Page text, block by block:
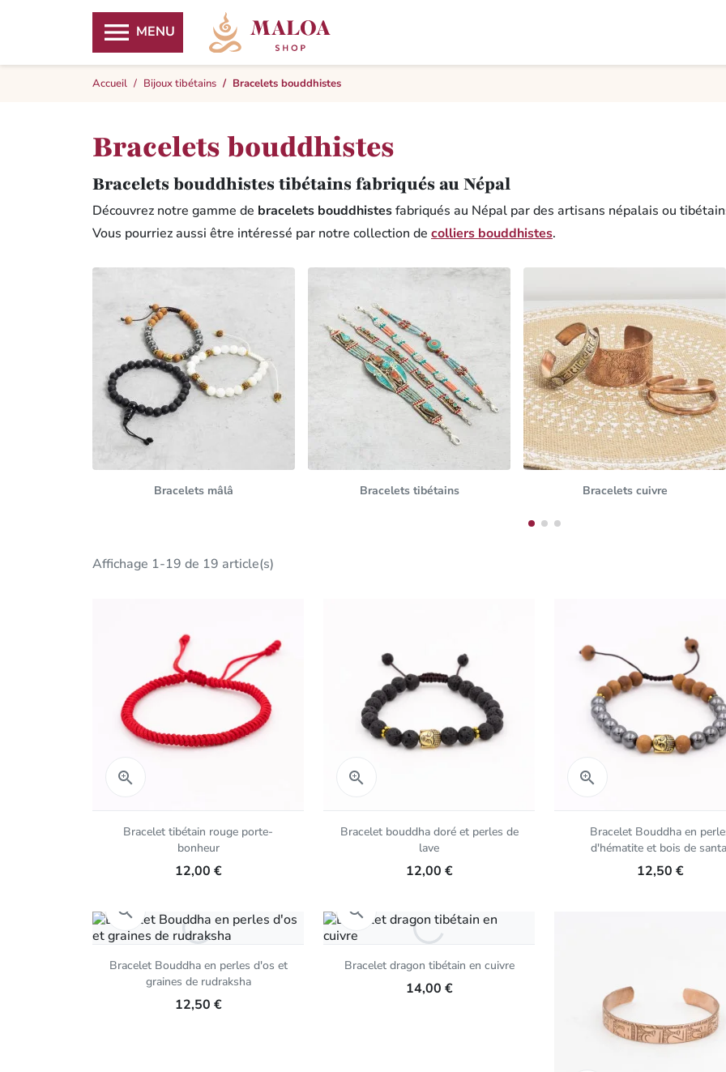
 MENU
Accueil Bijoux tibétains Bracelets bouddhistes
Bracelets bouddhistes
Bracelets bouddhistes tibétains fabriqués au Népal
Découvrez notre gamme de bracelets bouddhistesfabriqués au Népal par des artisans népalais ou
Vous pourriez aussi être intéressé par notre collection de colliers bouddhistes.
Bracelets mâlâ Bracelets tibétains Bracelets cuivre
Affichage 1-19 de 19 article(s)

Bracelet tibétain rouge porte-
bonheur
12,00 €

Bracelet bouddha doré et perles de
lave
12,00 €

Bracelet Bouddha en
d'hématite et bois de
12,50 €
 Aperçu rapide
Bracelet Bouddha en perles d'os et
graines de rudraksha
12,50 €
 Aperçu rapide
Bracelet dragon tibétain en cuivre
14,00 €